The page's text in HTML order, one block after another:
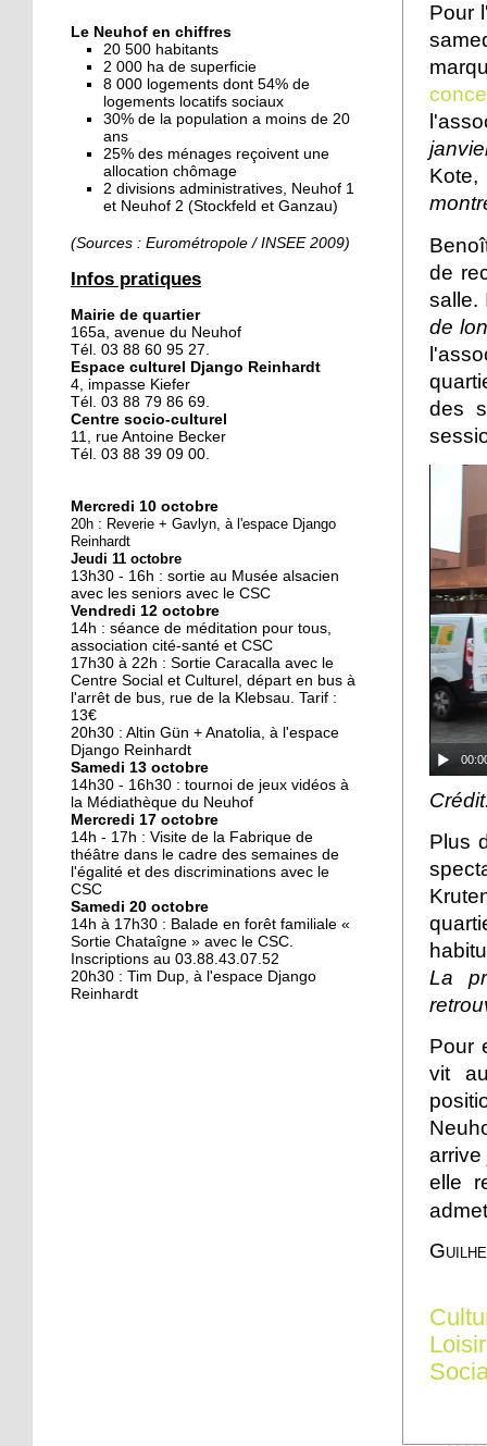
ciel ouvert »
16 octobre 2018
Un vécu de poids
15 octobre 2018
Difracto : devenir un pro
avec Django
Le vrac s'invite au Neuhof
11 octobre 2018
Les petites filles
chaussent leurs
10 octobre 2018
Nouveau look pour une
nouvelle mairie
19 octobre 2017
Face au challenge du
numérique
19 octobre 2017
La précarité tue
18 octobre 2017
Quatre décennies au
chevet du Neuhof
18 octobre 2017
Kamisa Negra : première !
Le Neuhof en chiffres
20 500 habitants
2 000 ha de superficie
8 000 logements dont 54% de
logements locatifs sociaux
30% de la population a moins de 20
ans
25% des ménages reçoivent une
allocation chômage
2 divisions administratives, Neuhof 1
et Neuhof 2 (Stockfeld et Ganzau)
(Sources : Eurométropole / INSEE 2009)
Infos pratiques
Mairie de quartier
165a, avenue du Neuhof
Tél. 03 88 60 95 27.
Espace culturel Django Reinhardt
4, impasse Kiefer
Tél. 03 88 79 86 69.
Centre socio-culturel
11, rue Antoine Becker
Tél. 03 88 39 09 00.
Mercredi 10 octobre
20h : Reverie + Gavlyn, à l'espace Django
Reinhardt
Jeudi 11 octobre
13h30 - 16h : sortie au Musée alsacien
avec les seniors avec le CSC
Vendredi 12 octobre
14h : séance de méditation pour tous,
association cité-santé et CSC
17h30 à 22h : Sortie Caracalla avec le
Centre Social et Culturel, départ en bus à
l'arrêt de bus, rue de la Klebsau. Tarif :
13€
20h30 : Altin Gün + Anatolia, à l'espace
Django Reinhardt
Samedi 13 octobre
14h30 - 16h30 : tournoi de jeux vidéos à
la Médiathèque du Neuhof
Mercredi 17 octobre
14h - 17h : Visite de la Fabrique de
théâtre dans le cadre des semaines de
l'égalité et des discriminations avec le
CSC
Samedi 20 octobre
14h à 17h30 : Balade en forêt familiale «
Sortie Chataîgne » avec le CSC.
Inscriptions au 03.88.43.07.52
20h30 : Tim Dup, à l'espace Django
Reinhardt
Pour
de
salle.
de
des
Plus
La
Pour
vit
elle